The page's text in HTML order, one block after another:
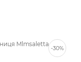
-30%